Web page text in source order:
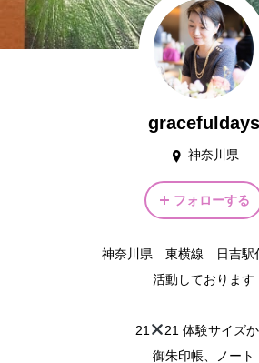
gracefuldays
神奈川県
フォローする
神奈川県 東横線 日吉駅
活動しております
21
21 体験サイズ
御朱印帳、ノート